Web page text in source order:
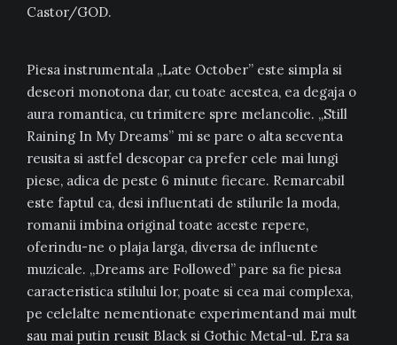
Castor/GOD.
Piesa instrumentala „Late October” este simpla si
deseori monotona dar, cu toate acestea, ea degaja o
aura romantica, cu trimitere spre melancolie. „Still
Raining In My Dreams” mi se pare o alta secventa
reusita si astfel descopar ca prefer cele mai lungi
piese, adica de peste 6 minute fiecare. Remarcabil
este faptul ca, desi influentati de stilurile la moda,
romanii imbina original toate aceste repere,
oferindu-ne o plaja larga, diversa de influente
muzicale. „Dreams are Followed” pare sa fie piesa
caracteristica stilului lor, poate si cea mai complexa,
pe celelalte nementionate experimentand mai mult
sau mai putin reusit Black si Gothic Metal-ul. Era sa